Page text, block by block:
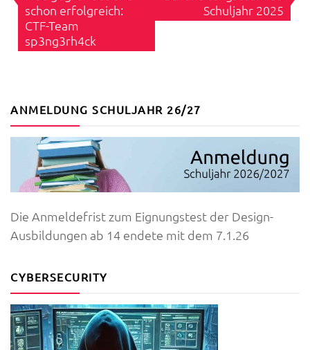
schon erfolgreich:
CTF-Team
sp3ng3rh4ck
Schuljahr 2025
ANMELDUNG SCHULJAHR 26/27
Die Anmeldefrist zum Eignungstest der Design-
Ausbildungen ab 14 endete mit dem 7.1.26
CYBERSECURITY